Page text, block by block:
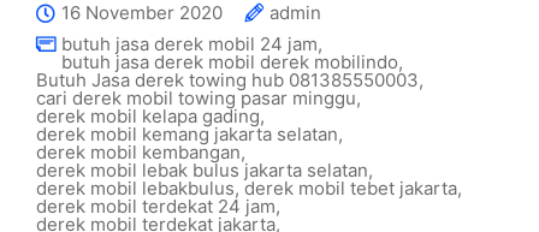
16 November 2020
admin
butuh jasa derek mobil 24 jam,
butuh jasa derek mobil derek mobilindo,
Butuh Jasa derek towing hub 081385550003,
cari derek mobil towing pasar minggu,
derek mobil kelapa gading,
derek mobil kemang jakarta selatan,
derek mobil kembangan,
derek mobil lebak bulus jakarta selatan,
derek mobil lebakbulus,derek mobil tebet jakarta,
derek mobil terdekat 24 jam,
derek mobil terdekat jakarta,